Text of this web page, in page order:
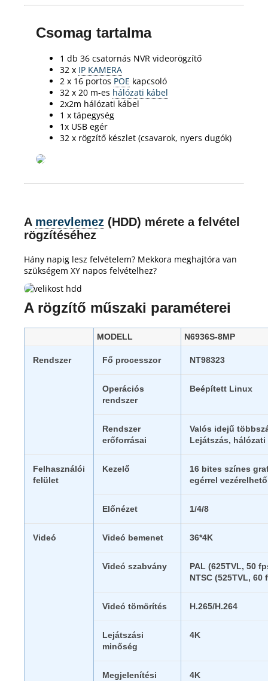
Csomag tartalma
1 db 36 csatornás NVR videorögzítő
32 x IP KAMERA
2 x 16 portos POE kapcsoló
32 x 20 m-es hálózati kábel
2x2m hálózati kábel
1 x tápegység
1x USB egér
32 x rögzítő készlet (csavarok, nyers dugók)
A merevlemez (HDD) mérete a felvétel
rögzítéséhez
Hány napig lesz felvételem? Mekkora meghajtóra van
szükségem XY napos felvételhez?
A rögzítő műszaki paraméterei
MODELL N6936S-8MP
Rendszer Fő processzor NT98323
Operációs
rendszer
Beépített Linux
Rendszer
erőforrásai
Valós idejű
Lejátszás,
Felhasználói
felület
Kezelő
16 bites színes
egérrel vezérelhető
Előnézet 1/4/8
Videó Videó bemenet 36*4K
Videó szabvány
PAL (625TVL, 50
NTSC (525TVL, 60
Videó tömörítés H.265/H.264
Lejátszási
minőség
4K
Megjelenítési
4K